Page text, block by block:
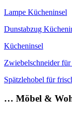
Lampe Kücheninsel
Dunstabzug
Kücheninsel
Zwiebelschneider
Spätzlehobel für
… Möbel &